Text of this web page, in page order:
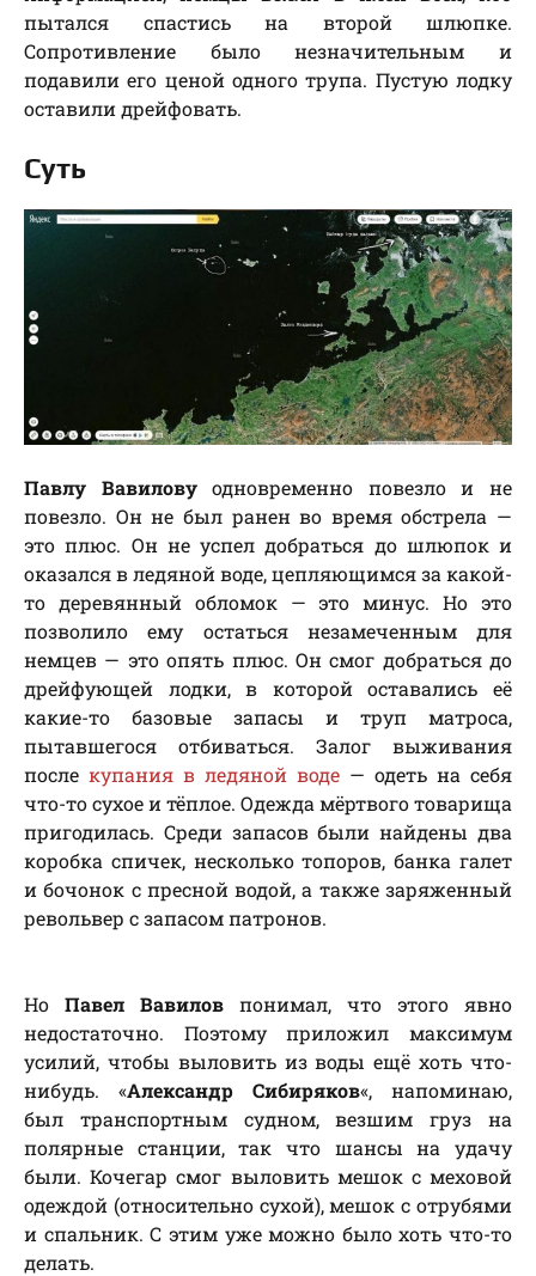
пытался спастись на второй шлюпке.
Сопротивление было незначительным и
подавили его ценой одного трупа. Пустую лодку
оставили дрейфовать.
Суть
Павлу Вавиловуодновременно повезло и не
повезло. Он не был ранен во время обстрела —
это плюс. Он не успел добраться до шлюпок и
оказался в ледяной воде, цепляющимся за какой-
то деревянный обломок — это минус. Но это
позволило ему остаться незамеченным для
немцев — это опять плюс. Он смог добраться до
дрейфующей лодки, в которой оставались её
какие-то базовые запасы и труп матроса,
пытавшегося отбиваться. Залог выживания
после купания в ледяной воде — одеть на себя
что-то сухое и тёплое. Одежда мёртвого товарища
пригодилась. Среди запасов были найдены два
коробка спичек, несколько топоров, банка галет
и бочонок с пресной водой, а также заряженный
револьвер с запасом патронов.
Но Павел Вавилов понимал, что этого явно
недостаточно. Поэтому приложил максимум
усилий, чтобы выловить из воды ещё хоть что-
нибудь. «Александр Сибиряков«, напоминаю,
был транспортным судном, везшим груз на
полярные станции, так что шансы на удачу
были. Кочегар смог выловить мешок с меховой
одеждой (относительно сухой), мешок с отрубями
и спальник. С этим уже можно было хоть что-то
делать.